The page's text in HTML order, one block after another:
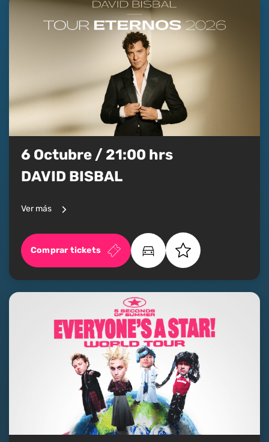
6 Octubre / 21:00 hrs
DAVID BISBAL
Ver más
Comprar tickets